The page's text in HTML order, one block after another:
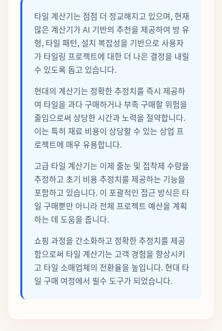
타일 계산기는 점점 더 정교해지고 있으며, 현재
많은 계산기가 AI 기반의 추천을 제공하여 방 유
형, 타일 패턴, 설치 복잡성을 기반으로 사용자
가 타일링 프로젝트에 대한 더 나은 결정을 내릴
수 있도록 돕고 있습니다.
현대의 계산기는 정확한 추정치를 즉시 제공하
여 타일을 과다 구매하거나 부족 구매할 위험을
줄임으로써 상당한 시간과 노력을 절약합니다.
이는 특히 재료 비용이 상당할 수 있는 상업 프
로젝트에 매우 유용합니다.
고급 타일 계산기는 이제 줄눈 및 접착제 수량을
추정하고 초기 비용 추정치를 제공하는 기능을
포함하고 있습니다. 이 포괄적인 접근 방식은 타
일 구매뿐만 아니라 전체 프로젝트 예산을 계획
하는 데 도움을 줍니다.
쇼핑 과정을 간소화하고 정확한 추정치를 제공
함으로써 타일 계산기는 고객 경험을 향상시키
고 타일 소매업체의 전환율을 높입니다. 현대 타
일 구매 여정에서 필수 도구가 되었습니다.